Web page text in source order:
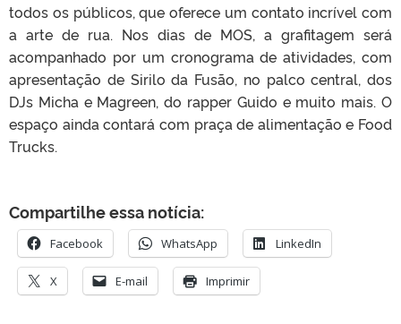
todos os públicos, que oferece um contato incrível com
a arte de rua. Nos dias de MOS, a grafitagem será
acompanhado por um cronograma de atividades, com
apresentação de Sirilo da Fusão, no palco central, dos
DJs Micha e Magreen, do rapper Guido e muito mais. O
espaço ainda contará com praça de alimentação e Food
Trucks.
Compartilhe essa notícia:
Facebook WhatsApp LinkedIn
X E-mail Imprimir